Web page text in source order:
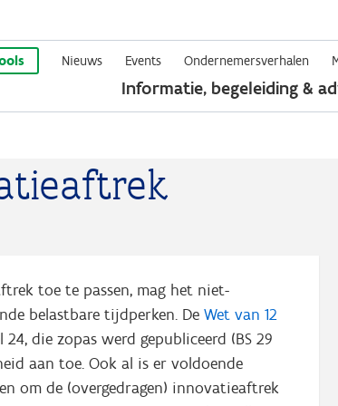
Overslaan
en
naar
de
gaan
Nieuws Events Ondernemersverhalen
Informatie, begeleiding &
toe te passen, mag het niet-
belastbare tijdperken. De Wet van 12
24, die zopas werd gepubliceerd (BS 29
aan toe. Ook al is er voldoende
om de (overgedragen) innovatieaftrek